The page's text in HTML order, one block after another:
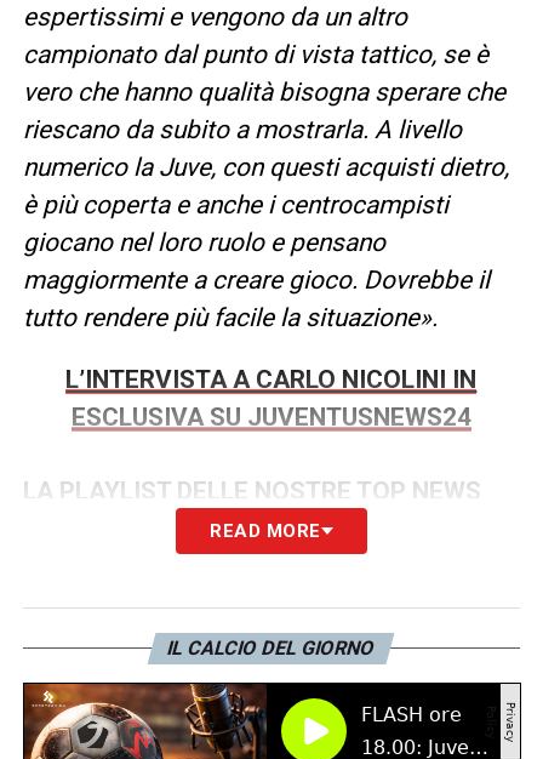
espertissimi e vengono da un altro
campionato dal punto di vista tattico, se è
vero che hanno qualità bisogna sperare che
riescano da subito a mostrarla. A livello
numerico la Juve, con questi acquisti dietro,
è più coperta e anche i centrocampisti
giocano nel loro ruolo e pensano
maggiormente a creare gioco. Dovrebbe il
tutto rendere più facile la situazione».
L’INTERVISTA A CARLO NICOLINI IN
ESCLUSIVA SU JUVENTUSNEWS24
LA PLAYLIST DELLE NOSTRE TOP NEWS
READ MORE
IL CALCIO DEL GIORNO